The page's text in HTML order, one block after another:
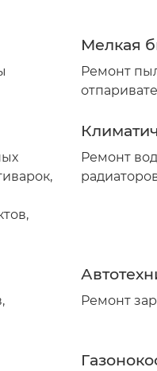
Мелкая
Ремонт
Ремонт
Ремонт